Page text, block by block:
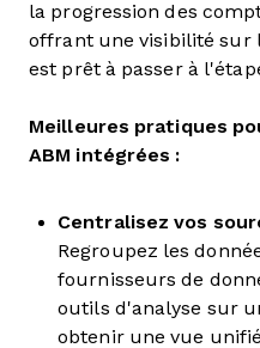
la progression des
offrant une visibilité sur
est prêt à passer à
Meilleures pratiques
ABM intégrées :
Centralisez vos
Regroupez les
fournisseurs de
outils d'analyse sur
obtenir une vue